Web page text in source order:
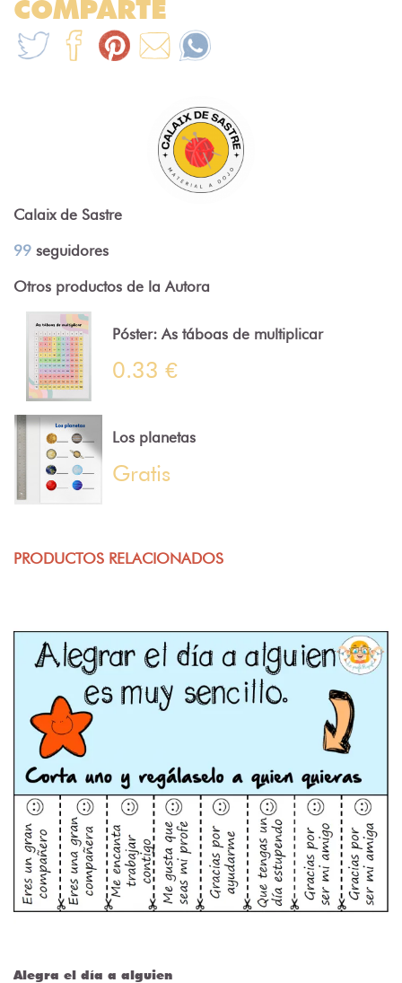
COMPARTE
Calaix de Sastre
99 seguidores
Otros productos de la Autora
Póster: As táboas de multiplicar
0.33 €
Los planetas
Gratis
PRODUCTOS RELACIONADOS
Alegra el día a alguien